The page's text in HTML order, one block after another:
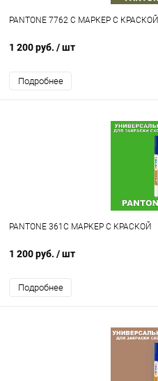
PANTONE 7762 C МАРКЕР С КРАСКОЙ
1 200 руб. / шт
Подробнее
PANTONE 361C МАРКЕР С КРАСКОЙ
1 200 руб. / шт
Подробнее